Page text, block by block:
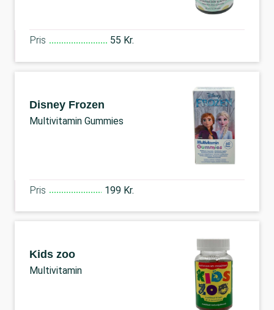
Pris 55 Kr.
Disney Frozen
Multivitamin Gummies
Pris 199 Kr.
Kids zoo
Multivitamin